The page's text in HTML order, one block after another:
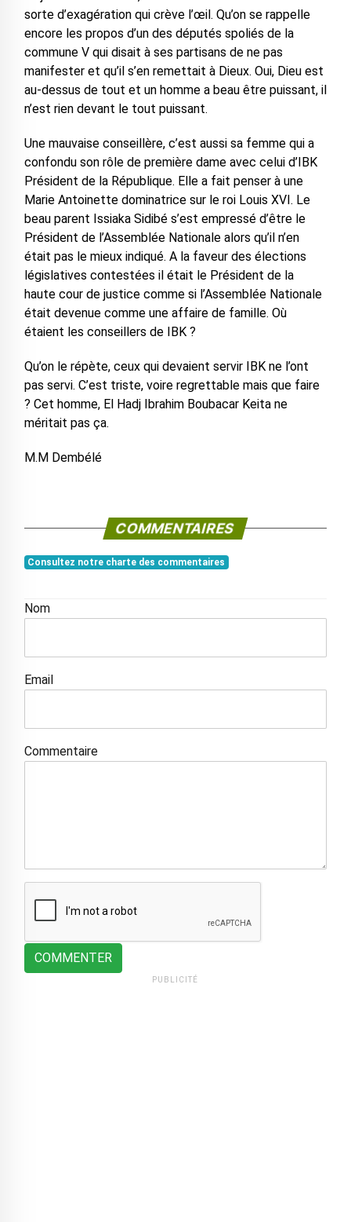
sorte d’exagération qui crève l’œil. Qu’on se rappelle
encore les propos d’un des députés spoliés de la
commune V qui disait à ses partisans de ne pas
manifester et qu’il s’en remettait à Dieux. Oui, Dieu est
au-dessus de tout et un homme a beau être puissant, il
n’est rien devant le tout puissant.
Une mauvaise conseillère, c’est aussi sa femme qui a
confondu son rôle de première dame avec celui d’IBK
Président de la République. Elle a fait penser à une
Marie Antoinette dominatrice sur le roi Louis XVI. Le
beau parent Issiaka Sidibé s’est empressé d’être le
Président de l’Assemblée Nationale alors qu’il n’en
était pas le mieux indiqué. A la faveur des élections
législatives contestées il était le Président de la
haute cour de justice comme si l’Assemblée Nationale
était devenue comme une affaire de famille. Où
étaient les conseillers de IBK ?
Qu’on le répète, ceux qui devaient servir IBK ne l’ont
pas servi. C’est triste, voire regrettable mais que faire
? Cet homme, El Hadj Ibrahim Boubacar Keita ne
méritait pas ça.
M.M Dembélé
COMMENTAIRES
Consultez notre charte des commentaires
Nom
Email
Commentaire
COMMENTER
PUBLICITÉ